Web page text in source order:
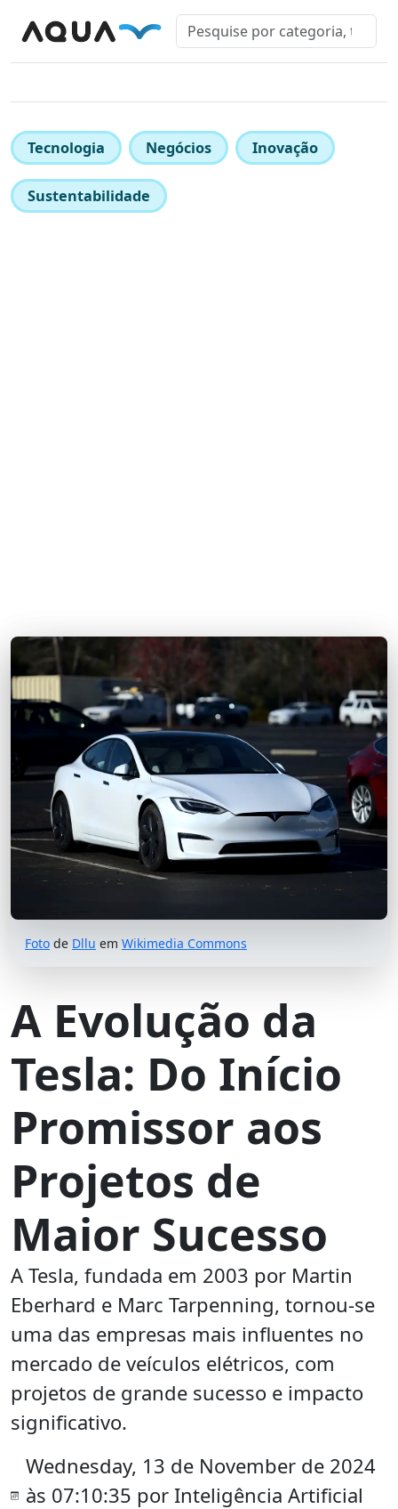
Tecnologia Negócios Inovação
Sustentabilidade
Foto de Dllu em Wikimedia Commons
A Evolução da
Tesla: Do Início
Promissor aos
Projetos de
Maior Sucesso
A Tesla, fundada em 2003 por Martin
Eberhard e Marc Tarpenning, tornou-se
uma das empresas mais influentes no
mercado de veículos elétricos, com
projetos de grande sucesso e impacto
significativo.
Wednesday, 13 de November de 2024
às 07:10:35 por Inteligência Artificial